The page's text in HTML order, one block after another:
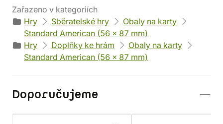
Zařazeno v kategoriích
Hry
Sběratelské hry
Obaly na karty
Standard American (56 x 87 mm)
Hry
Doplňky ke hrám
Obaly na karty
Standard American (56 x 87 mm)
Doporučujeme